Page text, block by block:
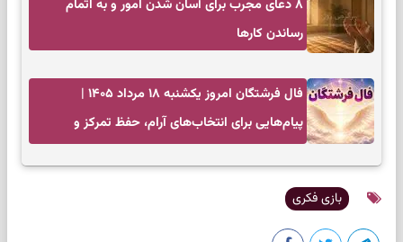
۸ دعای مجرب برای آسان شدن امور و به اتمام
رساندن کار‌ها
فال فرشتگان امروز یکشنبه ۱۸ مرداد ۱۴۰۵ |
پیام‌هایی برای انتخاب‌های آرام، حفظ تمرکز و
بازی فکری